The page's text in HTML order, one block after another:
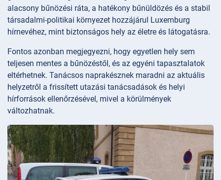
alacsony bűnözési ráta, a hatékony bűnüldözés és a stabil
társadalmi-politikai környezet hozzájárul Luxemburg
hírnevéhez, mint biztonságos hely az életre és látogatásra.
Fontos azonban megjegyezni, hogy egyetlen hely sem
teljesen mentes a bűnözéstől, és az egyéni tapasztalatok
eltérhetnek. Tanácsos naprakésznek maradni az aktuális
helyzetről a frissített utazási tanácsadások és helyi
hírforrások ellenőrzésével, mivel a körülmények
változhatnak.